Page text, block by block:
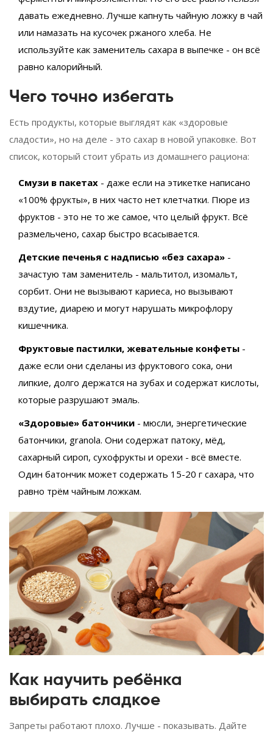
давать ежедневно. Лучше капнуть чайную ложку в чай
или намазать на кусочек ржаного хлеба. Не
используйте как заменитель сахара в выпечке - он всё
равно калорийный.
Чего точно избегать
Есть продукты, которые выглядят как «здоровые
сладости», но на деле - это сахар в новой упаковке. Вот
список, который стоит убрать из домашнего рациона:
Смузи в пакетах - даже если на этикетке написано
«100% фрукты», в них часто нет клетчатки. Пюре из
фруктов - это не то же самое, что целый фрукт. Всё
размельчено, сахар быстро всасывается.
Детские печенья с надписью «без сахара» -
зачастую там заменитель - мальтитол, изомальт,
сорбит. Они не вызывают кариеса, но вызывают
вздутие, диарею и могут нарушать микрофлору
кишечника.
Фруктовые пастилки, жевательные конфеты -
даже если они сделаны из фруктового сока, они
липкие, долго держатся на зубах и содержат кислоты,
которые разрушают эмаль.
«Здоровые» батончики - мюсли, энергетические
батончики, granola. Они содержат патоку, мёд,
сахарный сироп, сухофрукты и орехи - всё вместе.
Один батончик может содержать 15-20 г сахара, что
равно трём чайным ложкам.
Как научить ребёнка
выбирать сладкое
Запреты работают плохо. Лучше - показывать. Дайте